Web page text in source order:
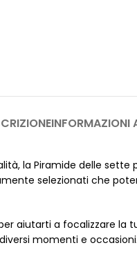
INFORMAZIONI
la Piramide delle
selezionati che
aiutarti a focalizzare la
momenti e occasioni.